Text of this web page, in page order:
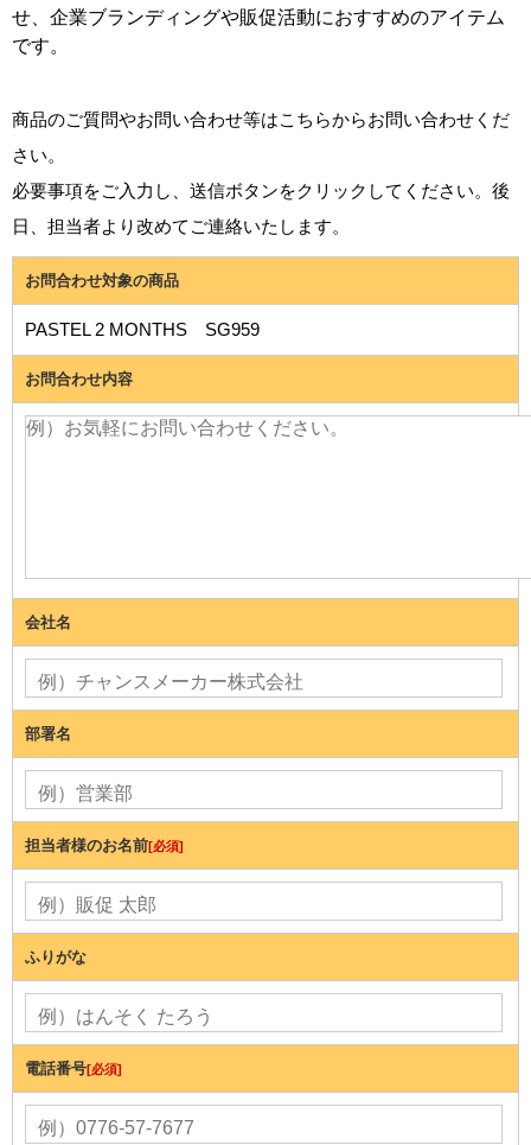
せ、企業ブランディングや販促活動におすすめのアイテム
です。
商品のご質問やお問い合わせ等はこちらからお問い合わせくだ
さい。
必要事項をご入力し、送信ボタンをクリックしてください。後
日、担当者より改めてご連絡いたします。
お問合わせ対象の商品
PASTEL 2 MONTHS SG959
お問合わせ内容
会社名
部署名
担当者様のお名前[必須]
ふりがな
電話番号[必須]